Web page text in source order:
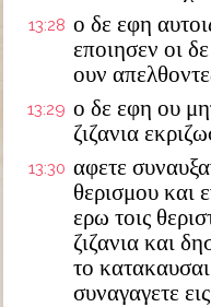
13:28 ο δε εφη
εποιησεν οι
ουν
13:29 ο δε εφη ου
ζιζανια
13:30 αφετε
θερισμου και
ερω τοις
ζιζανια και
το
συναγαγετε